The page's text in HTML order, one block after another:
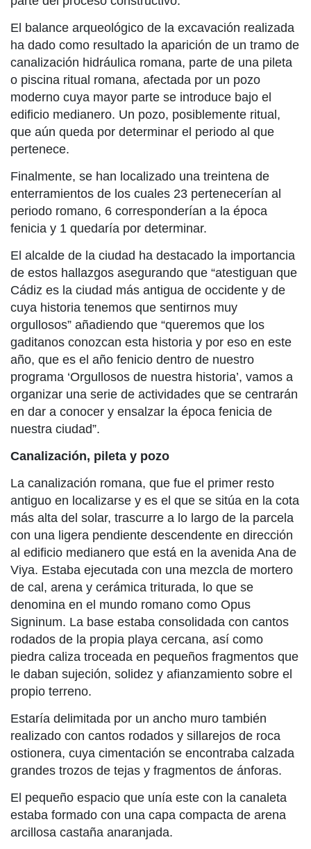
El balance arqueológico de la excavación realizada
ha dado como resultado la aparición de un tramo de
canalización hidráulica romana, parte de una pileta
o piscina ritual romana, afectada por un pozo
moderno cuya mayor parte se introduce bajo el
edificio medianero. Un pozo, posiblemente ritual,
que aún queda por determinar el periodo al que
pertenece.
Finalmente, se han localizado una treintena de
enterramientos de los cuales 23 pertenecerían al
periodo romano, 6 corresponderían a la época
fenicia y 1 quedaría por determinar.
El alcalde de la ciudad ha destacado la importancia
de estos hallazgos asegurando que “atestiguan que
Cádiz es la ciudad más antigua de occidente y de
cuya historia tenemos que sentirnos muy
orgullosos” añadiendo que “queremos que los
gaditanos conozcan esta historia y por eso en este
año, que es el año fenicio dentro de nuestro
programa ‘Orgullosos de nuestra historia’, vamos a
organizar una serie de actividades que se centrarán
en dar a conocer y ensalzar la época fenicia de
nuestra ciudad”.
Canalización, pileta y pozo
La canalización romana, que fue el primer resto
antiguo en localizarse y es el que se sitúa en la cota
más alta del solar, trascurre a lo largo de la parcela
con una ligera pendiente descendente en dirección
al edificio medianero que está en la avenida Ana de
Viya. Estaba ejecutada con una mezcla de mortero
de cal, arena y cerámica triturada, lo que se
denomina en el mundo romano como Opus
Signinum. La base estaba consolidada con cantos
rodados de la propia playa cercana, así como
piedra caliza troceada en pequeños fragmentos que
le daban sujeción, solidez y afianzamiento sobre el
propio terreno.
Estaría delimitada por un ancho muro también
realizado con cantos rodados y sillarejos de roca
ostionera, cuya cimentación se encontraba calzada
grandes trozos de tejas y fragmentos de ánforas.
El pequeño espacio que unía este con la canaleta
estaba formado con una capa compacta de arena
arcillosa castaña anaranjada.